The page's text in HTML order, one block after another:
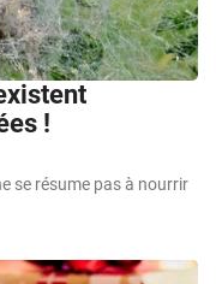
!
se résume pas à nourrir